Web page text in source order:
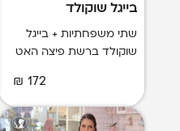
בייגל שוקולד
שתי משפחתיות + בייגל
שוקולד ברשת פיצה האט
172 ₪